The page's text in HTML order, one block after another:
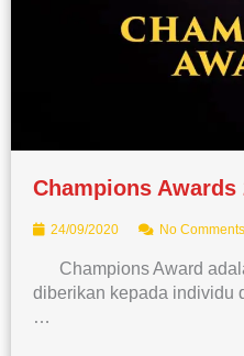
Champions Awards
24/09/2020 No Comments
Champions Award
diberikan kepada individu
…